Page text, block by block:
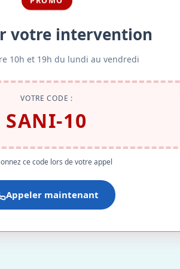
votre intervention
10h et 19h du lundi au vendredi
VOTRE CODE :
SANI-10
ce code lors de votre appel
Appeler maintenant